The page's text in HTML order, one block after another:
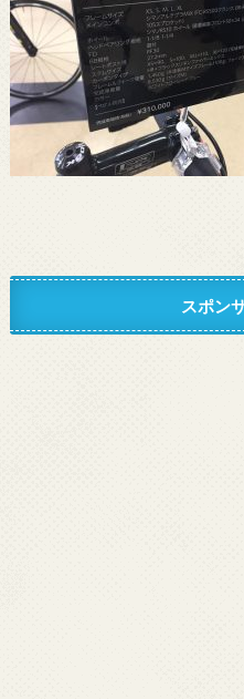
スポン